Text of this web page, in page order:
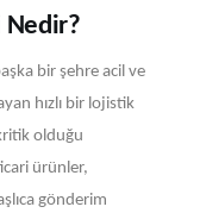
Nedir?
bir şehre acil ve
hızlı bir lojistik
olduğu
ürünler,
gönderim